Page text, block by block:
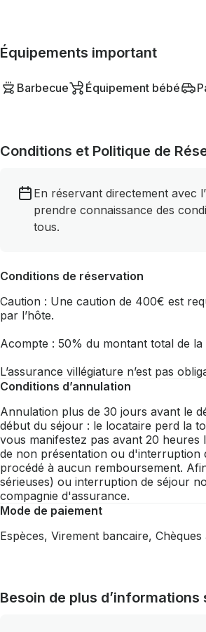
Équipements important
Barbecue Équipement bébé
Conditions et Politique de
En réservant directement avec
prendre connaissance des
tous.
Conditions de réservation
Caution : Une caution de 400€ est
par l’hôte.
Acompte : 50% du montant total de
L’assurance villégiature n’est pas
Conditions d’annulation
Annulation plus de 30 jours avant le
début du séjour : le locataire perd la
vous manifestez pas avant 20
de non présentation ou d'interruption
procédé à aucun remboursement.
sérieuses) ou interruption de séjour
compagnie d'assurance.
Mode de paiement
Espèces, Virement bancaire,
Besoin de plus d’informations